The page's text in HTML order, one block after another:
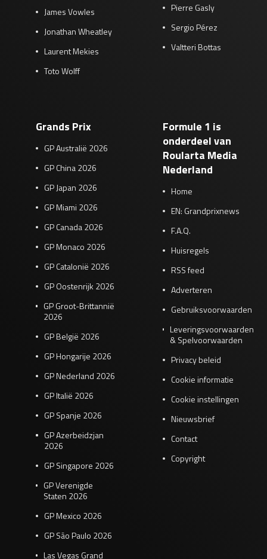
James Vowles
Jonathan Wheatley
Laurent Mekies
Toto Wolff
Pierre Gasly
Sergio Pérez
Valtteri Bottas
Grands Prix
GP Australië 2026
GP China 2026
GP Japan 2026
GP Miami 2026
GP Canada 2026
GP Monaco 2026
GP Catalonië 2026
GP Oostenrijk 2026
GP Groot-Brittannië
2026
GP België 2026
GP Hongarije 2026
GP Nederland 2026
GP Italië 2026
GP Spanje 2026
GP Azerbeidzjan
2026
GP Singapore 2026
GP Verenigde
Staten 2026
GP Mexico 2026
GP São Paulo 2026
Las Vegas Grand
Formule 1 is
onderdeel van
Roularta Media
Nederland
Home
EN: Grandprixnews
F.A.Q.
Huisregels
RSS feed
Adverteren
Gebruiksvoorwaarden
Leveringsvoorwaarden
& Spelvoorwaarden
Privacy beleid
Cookie informatie
Cookie instellingen
Nieuwsbrief
Contact
Copyright